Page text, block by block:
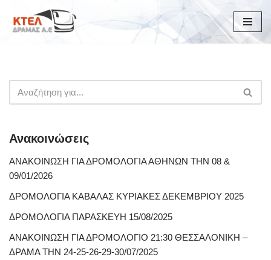
Μεταπηδήστε
Ανακοινώσεις
ΑΝΑΚΟΙΝΩΣΗ ΓΙΑ ΔΡΟΜΟΛΟΓΙΑ ΑΘΗΝΩΝ ΤΗΝ 08 &
09/01/2026
ΔΡΟΜΟΛΟΓΙΑ ΚΑΒΑΛΑΣ ΚΥΡΙΑΚΕΣ ΔΕΚΕΜΒΡΙΟΥ 2025
ΔΡΟΜΟΛΟΓΙΑ ΠΑΡΑΣΚΕΥΗ 15/08/2025
ΑΝΑΚΟΙΝΩΣΗ ΓΙΑ ΔΡΟΜΟΛΟΓΙΟ 21:30 ΘΕΣΣΑΛΟΝΙΚΗ –
ΔΡΑΜΑ ΤΗΝ 24-25-26-29-30/07/2025